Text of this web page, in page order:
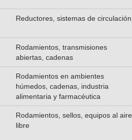
Reductores, sistemas de circulación
Rodamientos, transmisiones
abiertas, cadenas
Rodamientos en ambientes
húmedos, cadenas, industria
alimentaria y farmacéutica
Rodamientos, sellos, equipos al aire
libre